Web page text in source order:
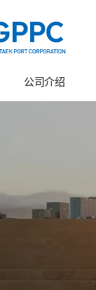
公司介绍